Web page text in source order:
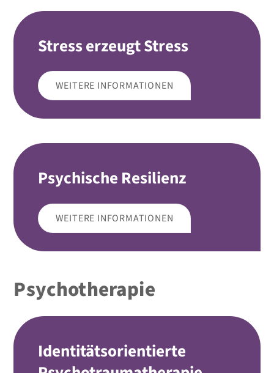
Stress erzeugt Stress
WEITERE INFORMATIONEN
Psychische Resilienz
WEITERE INFORMATIONEN
Psychotherapie
Identitäts­orientierte